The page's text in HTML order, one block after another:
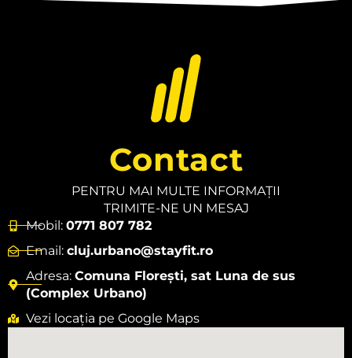
Contact
PENTRU MAI MULTE INFORMAȚII
TRIMITE-NE UN MESAJ
Mobil: 0771 807 782
Email: cluj.urbano@stayfit.ro
Adresa: Comuna Florești, sat Luna de sus
(Complex Urbano)
Vezi locația pe Google Maps